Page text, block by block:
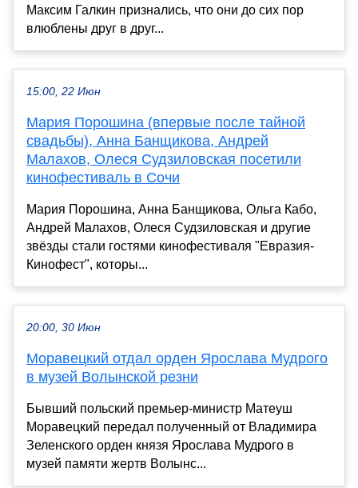
Максим Галкин признались, что они до сих пор
влюблены друг в друг...
15:00, 22 Июн
Мария Порошина (впервые после тайной
свадьбы), Анна Банщикова, Андрей
Малахов, Олеся Судзиловская посетили
кинофестиваль в Сочи
Мария Порошина, Анна Банщикова, Ольга Кабо,
Андрей Малахов, Олеся Судзиловская и другие
звёзды стали гостями кинофестиваля "Евразия-
Кинофест", которы...
20:00, 30 Июн
Моравецкий отдал орден Ярослава Мудрого
в музей Волынской резни
Бывший польский премьер-министр Матеуш
Моравецкий передал полученный от Владимира
Зеленского орден князя Ярослава Мудрого в
музей памяти жертв Волынс...